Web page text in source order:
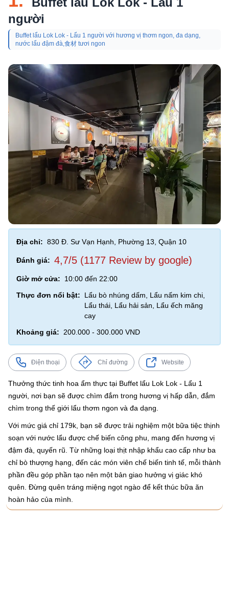
người
Buffet lẩu Lok Lok - Lẩu 1 người với hương vị thơm ngon, đa dạng,
nước lẩu đậm đà,食材 tươi ngon
Địa chỉ: 830 Đ. Sư Vạn Hạnh, Phường 13, Quận 10
Đánh giá: 4,7/5 (1177 Review by google)
Giờ mở cửa:
10:00 đến 22:00
Thực đơn nổi bật:
Lẩu bò nhúng dấm, Lẩu nấm kim chi,
Lẩu thái, Lẩu hải sản, Lẩu ếch măng
cay
Khoảng giá:
200.000 - 300.000 VND
Điện thoại Chỉ đường Website
Thưởng thức tinh hoa ẩm thực tại Buffet lẩu Lok Lok - Lẩu 1
người, nơi bạn sẽ được chìm đắm trong hương vị hấp dẫn, đắm
chìm trong thế giới lẩu thơm ngon và đa dạng.
Với mức giá chỉ 179k, bạn sẽ được trải nghiệm một bữa tiệc thịnh
soạn với nước lẩu được chế biến công phu, mang đến hương vị
đậm đà, quyến rũ. Từ những loại thịt nhập khẩu cao cấp như ba
chỉ bò thượng hạng, đến các món viên chế biến tinh tế, mỗi thành
phần đều góp phần tạo nên một bản giao hưởng vị giác khó
quên. Đừng quên tráng miệng ngọt ngào để kết thúc bữa ăn
hoàn hảo của mình.